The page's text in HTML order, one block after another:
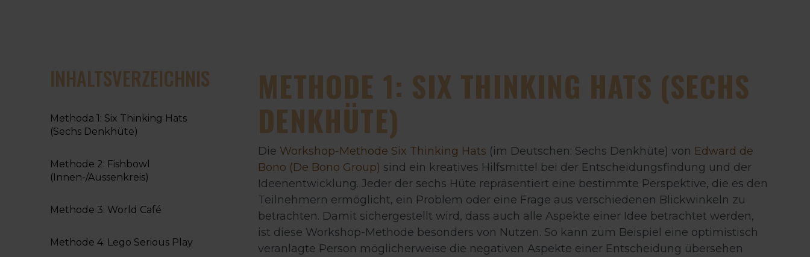
INHALTSVERZEICHNIS
Methoda 1: Six Thinking Hats
(Sechs Denkhüte)
Methode 2: Fishbowl
(Innen-/Aussenkreis)
Methode 3: World Café
Methode 4: Lego Serious Play
METHODE 1: SIX THINKING HATS (SECHS
DENKHÜTE)
Die Workshop-Methode Six Thinking Hats (im Deutschen: Sechs Denkhüte) von Edward de
Bono (De Bono Group) sind ein kreatives Hilfsmittel bei der Entscheidungsfindung und der
Ideenentwicklung. Jeder der sechs Hüte repräsentiert eine bestimmte Perspektive, die es den
Teilnehmern ermöglicht, ein Problem oder eine Frage aus verschiedenen Blickwinkeln zu
betrachten. Damit sichergestellt wird, dass auch alle Aspekte einer Idee betrachtet werden,
ist diese Workshop-Methode besonders von Nutzen. So kann zum Beispiel eine optimistisch
veranlagte Person möglicherweise die negativen Aspekte einer Entscheidung übersehen